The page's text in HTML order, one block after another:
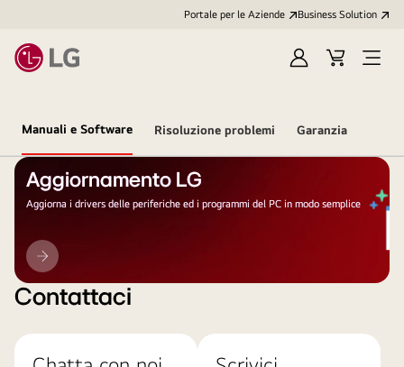
Portale per le Aziende Business Solution
AccediCart
Open
Manuali e Software Risoluzione problemi Garanzia
Aggiornamento LG
Aggiorna i drivers delle periferiche ed i programmi del PC in modo semplice
Aggiornamento
LG
Contattaci